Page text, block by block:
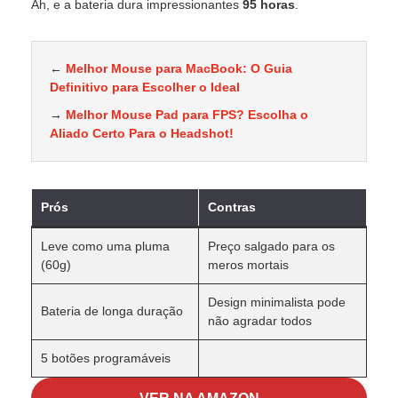
Ah, e a bateria dura impressionantes 95 horas
← Melhor Mouse para MacBook: O Guia
Definitivo para Escolher o Ideal
→ Melhor Mouse Pad para FPS? Escolha o
Aliado Certo Para o Headshot!
Prós Contras
Leve como uma pluma
(60g)
Preço salgado para os
meros mortais
Bateria de longa duração
Design minimalista pode
não agradar todos
5 botões programáveis